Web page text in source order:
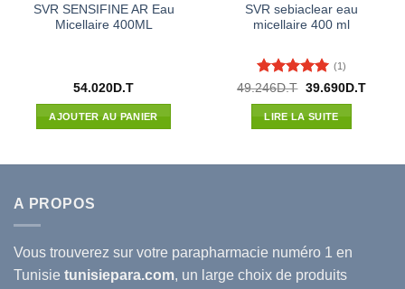
SVR SENSIFINE AR Eau
Micellaire 400ML
54.020 D.T
AJOUTER AU PANIER
SVR sebiaclear eau
micellaire 400 ml
Note5 sur
5
(1)
49.246D.T Le
initial
était :
39.690D.TLe
LIRE LA SUITE
A PROPOS
Vous trouverez sur votre parapharmacie numéro 1 en
Tunisie tunisiepara.com, un large choix de produits